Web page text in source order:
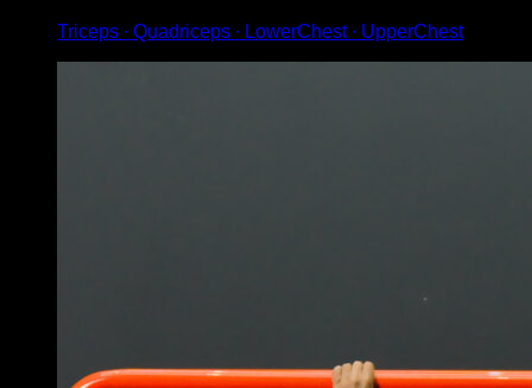
Triceps ∙ Quadriceps ∙ LowerChest ∙ UpperChest